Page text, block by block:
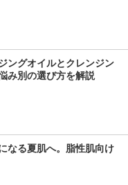
ングオイルとクレンジン
み別の選び方を解説
なる夏肌へ。脂性肌向け